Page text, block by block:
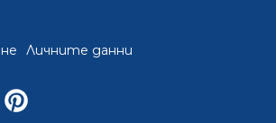
Личните данни